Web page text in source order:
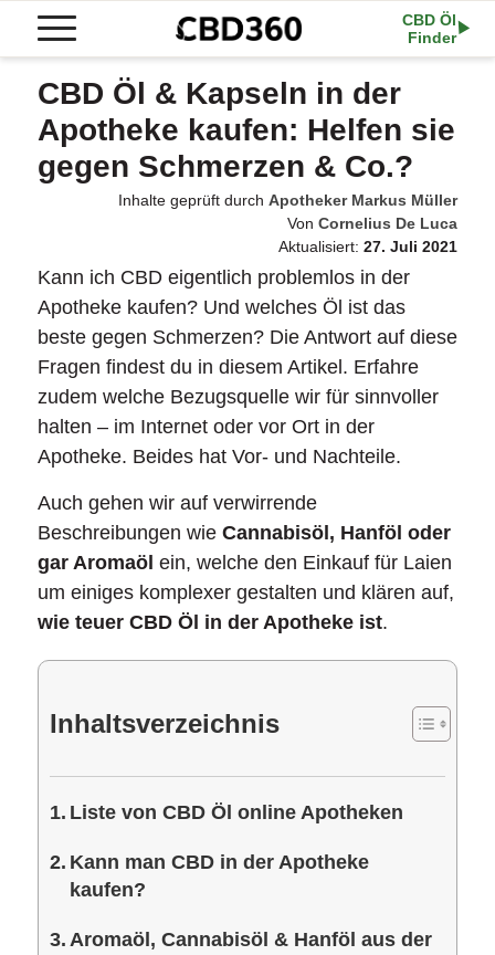
CBD Öl
Finder
CBD Öl & Kapseln in der
Apotheke kaufen: Helfen sie
gegen Schmerzen & Co.?
Inhalte geprüft durchApotheker Markus Müller
VonCornelius De Luca
Aktualisiert:27. Juli 2021
Kann ich CBD eigentlich problemlos in der
Apotheke kaufen? Und welches Öl ist das
beste gegen Schmerzen? Die Antwort auf diese
Fragen findest du in diesem Artikel. Erfahre
zudem welche Bezugsquelle wir für sinnvoller
halten – im Internet oder vor Ort in der
Apotheke. Beides hat Vor- und Nachteile.
Auch gehen wir auf verwirrende
Beschreibungen wie Cannabisöl, Hanföl oder
gar Aromaöl ein, welche den Einkauf für Laien
um einiges komplexer gestalten und klären auf,
wie teuer CBD Öl in der Apotheke ist.
Inhaltsverzeichnis
Liste von CBD Öl online Apotheken
Kann man CBD in der Apotheke
kaufen?
Aromaöl, Cannabisöl & Hanföl aus der